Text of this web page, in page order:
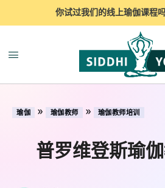
你试过我们的线上瑜伽课程吗
瑜伽 » 瑜伽教师 » 瑜伽教师培训
普罗维登斯瑜